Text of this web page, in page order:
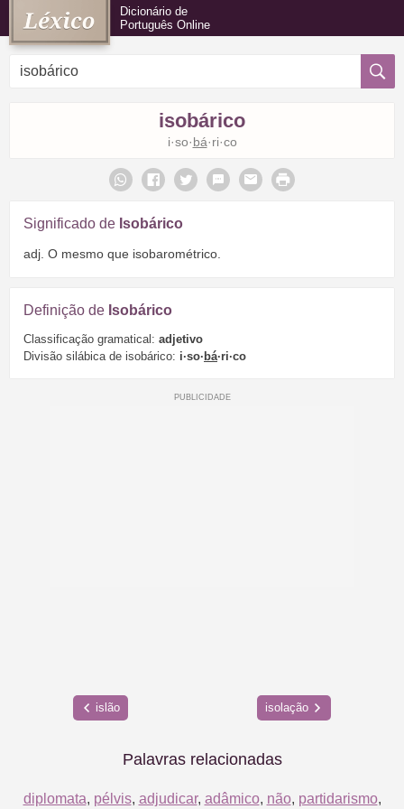
Dicionário de
Português Online
isobárico
i·so·bá·ri·co
Significado de Isobárico
adj. O mesmo que isobarométrico.
Definição de Isobárico
Classificação gramatical: adjetivo
Divisão silábica de isobárico: i·so·bá·ri·co
islão isolação
Palavras relacionadas
diplomata, pélvis, adjudicar, adâmico, não, partidarismo,